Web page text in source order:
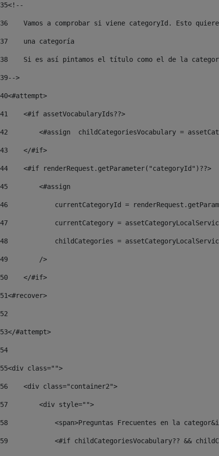
35<!--
36
Vamos a comprobar si viene categoryId. Esto
37
    una categoría
38
Si es así pintamos el título como el de la
39-->
40<#attempt>
41
    <#if assetVocabularyIds??>
42
<#assign  childCategoriesVocabulary =
43
    </#if>
44
    <#if renderRequest.getParameter("categoryId")??>
45
        <#assign
46
currentCategoryId =
47
currentCategory =
48
childCategories =
49
        />
50
    </#if>
51<#recover>
52
53</#attempt>
54
55<div class="">
56
    <div class="container2">
57
        <div style="">
58
<span>Preguntas Frecuentes en la
59
<#if childCategoriesVocabulary?? &&